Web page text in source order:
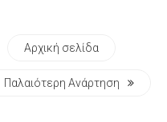
Αρχική σελίδα
Παλαιότερη Ανάρτηση